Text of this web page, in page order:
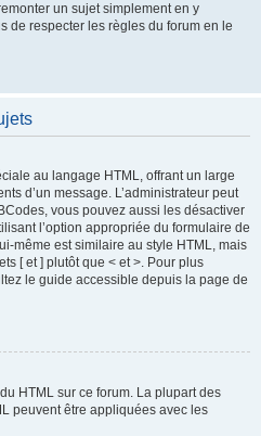
un sujet simplement en y
de respecter les règles du forum en le
au langage HTML, offrant un large
d’un message. L’administrateur peut
vous pouvez aussi les désactiver
l’option appropriée du formulaire de
même est similaire au style HTML, mais
[ et ] plutôt que < et >. Pour plus
le guide accessible depuis la page de
HTML sur ce forum. La plupart des
peuvent être appliquées avec les